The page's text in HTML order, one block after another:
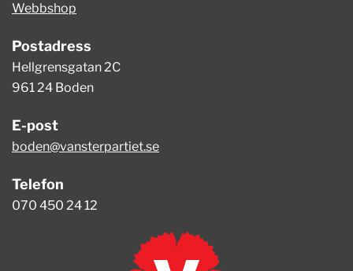
Webbshop
Postadress
Hellgrensgatan 2C
961 24 Boden
E-post
boden@vansterpartiet.se
Telefon
070 450 24 12